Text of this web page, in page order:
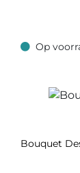
Op voorraad
Op
Bouquet